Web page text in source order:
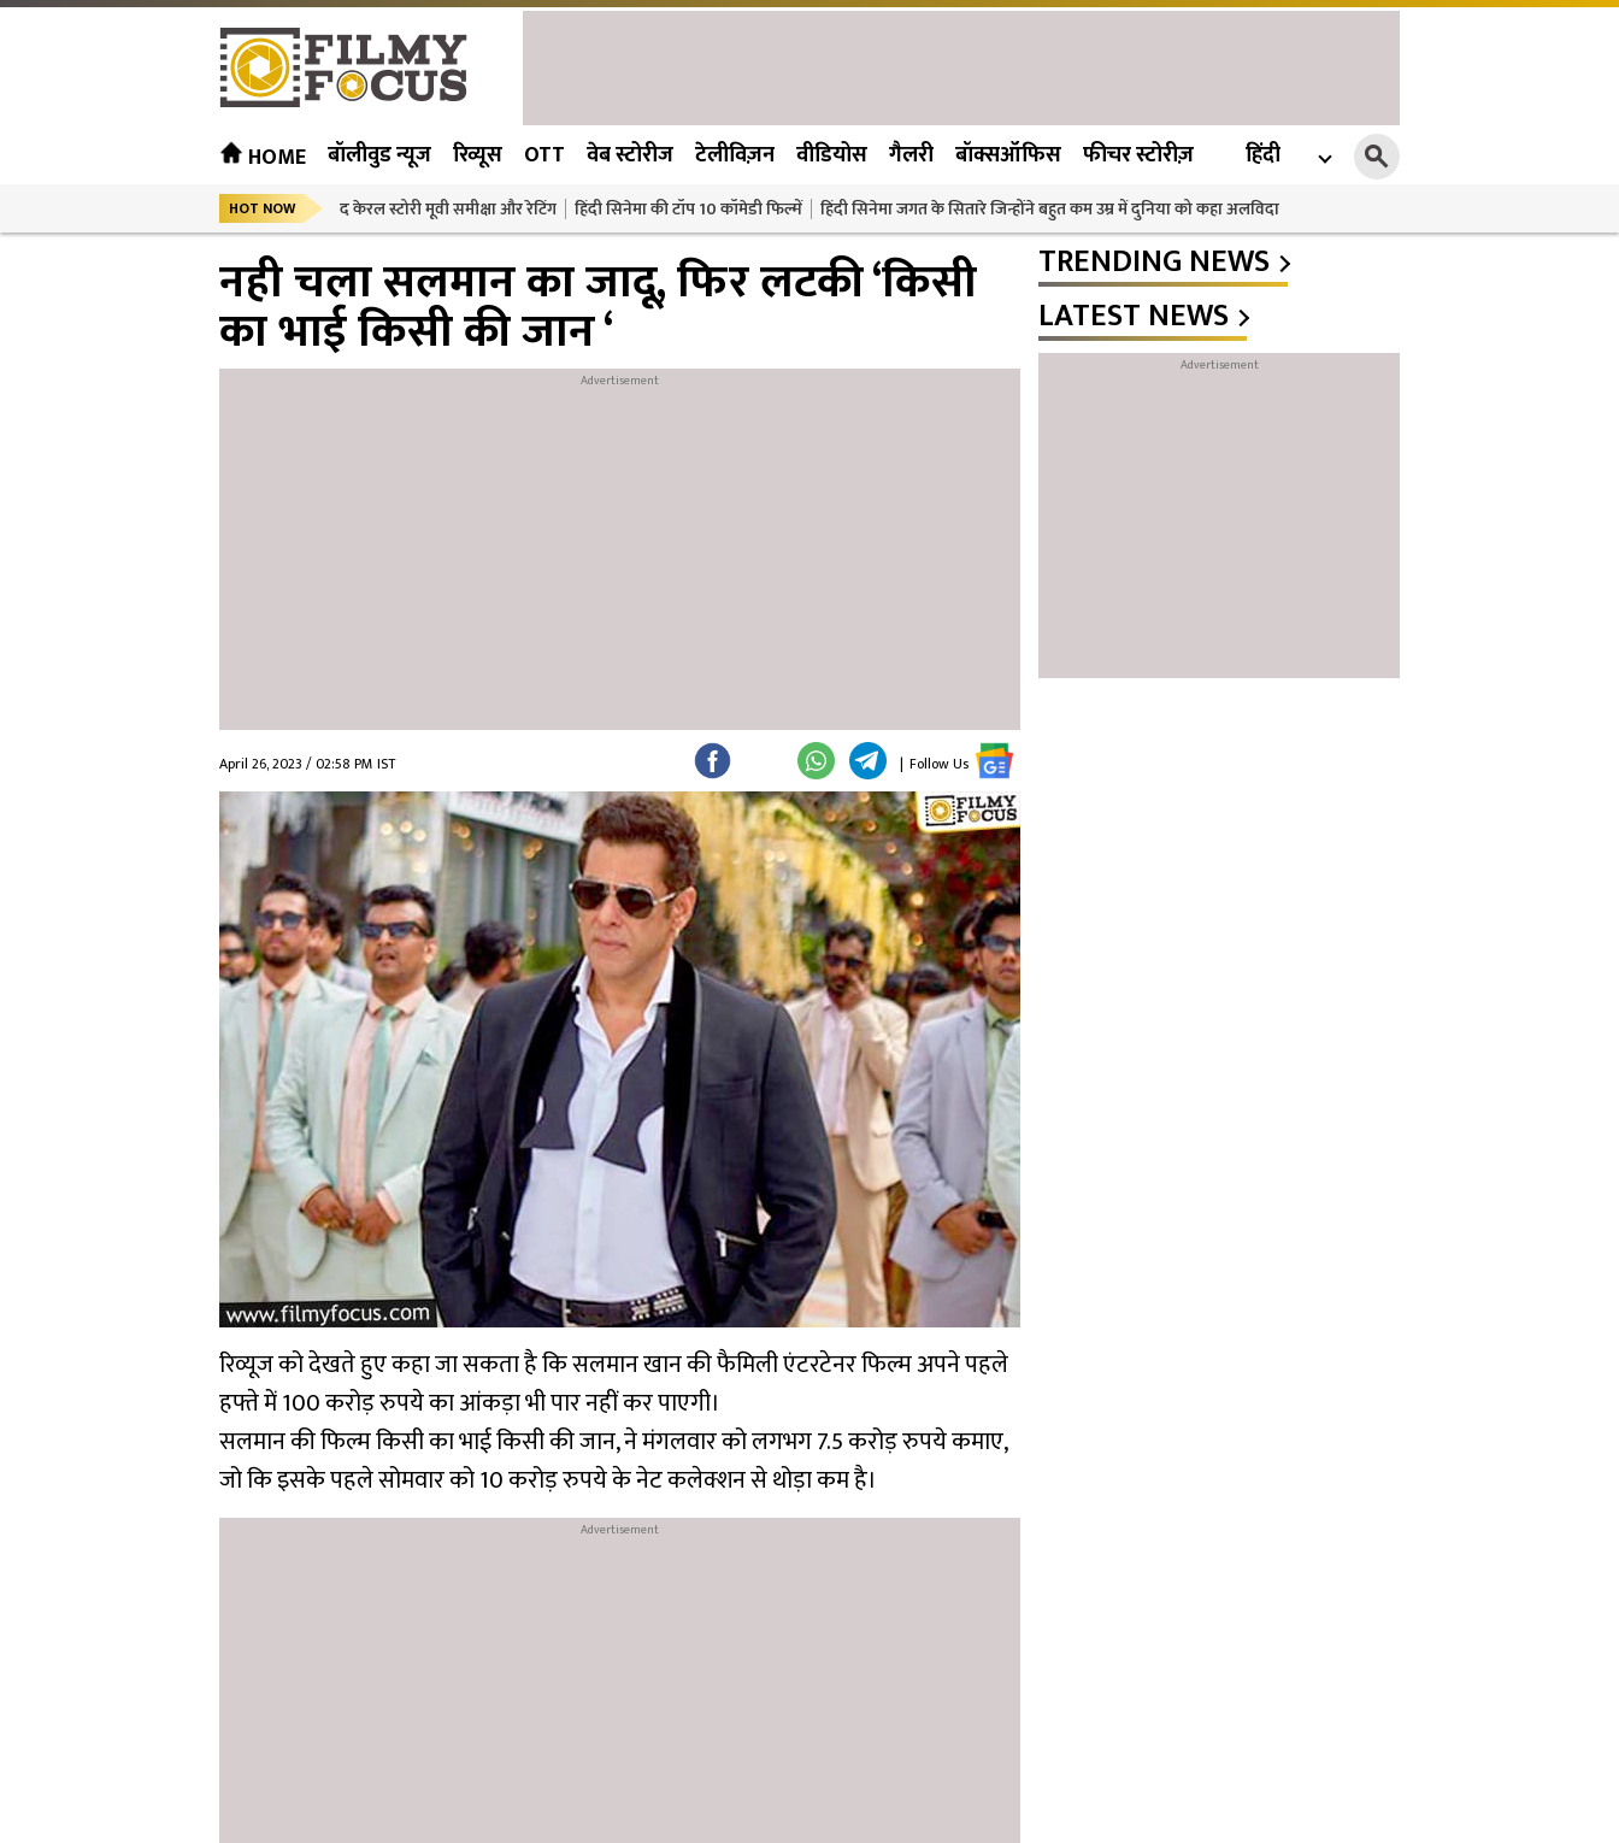
HOME बॉलीवुड न्यूज रिव्यूस OTT वेब स्टोरीज टेलीविज़न वीडियोस गैलरी बॉक्सऑफिस फीचर स्टोरीज़ हिंदी
HOT NOW द केरल स्टोरी मूवी समीक्षा और रेटिंग हिंदी सिनेमा की टॉप 10 कॉमेडी फिल्में हिंदी सिनेमा जगत के सितारे जिन्होंने बहुत कम उम्र में दुनिया को कहा अलविदा
नही चला सलमान का जादू, फिर लटकी ‘किसी
का भाई किसी की जान ‘
April 26, 2023 / 02:58 PM IST | Follow Us
रिव्यूज को देखते हुए कहा जा सकता है कि सलमान खान की फैमिली एंटरटेनर फिल्म अपने पहले
हफ्ते में 100 करोड़ रुपये का आंकड़ा भी पार नहीं कर पाएगी।
सलमान की फिल्म किसी का भाई किसी की जान, ने मंगलवार को लगभग 7.5 करोड़ रुपये कमाए,
जो कि इसके पहले सोमवार को 10 करोड़ रुपये के नेट कलेक्शन से थोड़ा कम है।
TRENDING NEWS
LATEST NEWS